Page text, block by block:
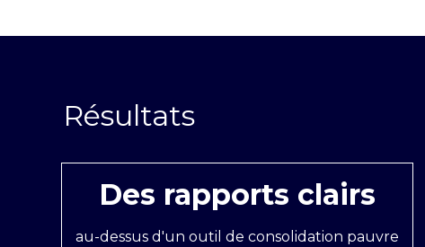
Des rapports clairs
au-dessus d'un outil de consolidation pauvre